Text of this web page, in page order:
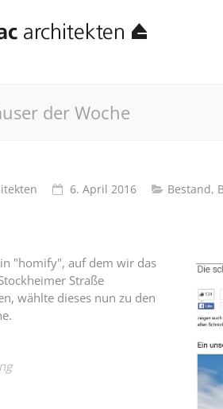
der Woche
6. April 2016 Bestand,
"homify", auf dem wir das
Straße
wählte dieses nun zu den